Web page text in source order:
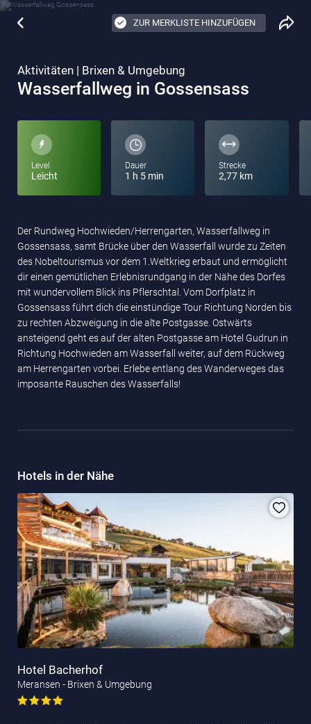
ZUR MERKLISTE HINZUFÜGEN
Aktivitäten | Brixen & Umgebung
Wasserfallweg in Gossensass
Level
Leicht
Dauer
1 h 5 min
Strecke
2,77 km
Der Rundweg Hochwieden/Herrengarten, Wasserfallweg in
Gossensass, samt Brücke über den Wasserfall wurde zu Zeiten
des Nobeltourismus vor dem 1.Weltkrieg erbaut und ermöglicht
dir einen gemütlichen Erlebnisrundgang in der Nähe des Dorfes
mit wundervollem Blick ins Pflerschtal. Vom Dorfplatz in
Gossensass führt dich die einstündige Tour Richtung Norden bis
zu rechten Abzweigung in die alte Postgasse. Ostwärts
ansteigend geht es auf der alten Postgasse am Hotel Gudrun in
Richtung Hochwieden am Wasserfall weiter, auf dem Rückweg
am Herrengarten vorbei. Erlebe entlang des Wanderweges das
imposante Rauschen des Wasserfalls!
Hotels in der Nähe
Hotel Bacherhof
Meransen - Brixen & Umgebung